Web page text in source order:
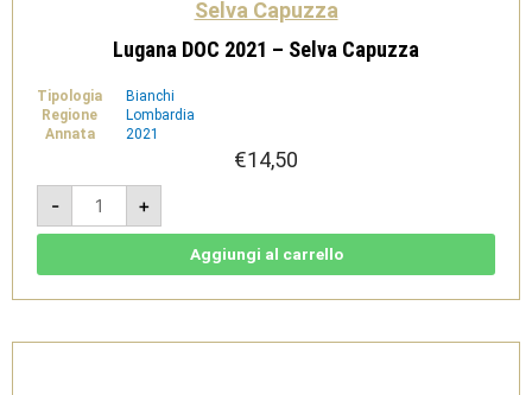
Selva Capuzza
Lugana DOC 2021 – Selva Capuzza
Tipologia
Bianchi
Regione
Lombardia
Annata
2021
€14,50
-
Lugana
DOC
2021
-
+
Aggiungi al carrello